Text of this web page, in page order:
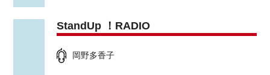
StandUp ！RADIO
岡野多香子